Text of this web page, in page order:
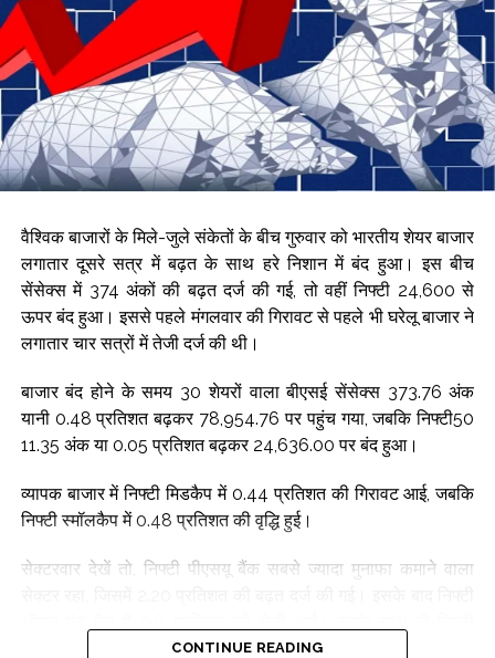
वैश्विक बाजारों के मिले-जुले संकेतों के बीच गुरुवार को भारतीय शेयर बाजार
लगातार दूसरे सत्र में बढ़त के साथ हरे निशान में बंद हुआ। इस बीच
सेंसेक्स में 374 अंकों की बढ़त दर्ज की गई, तो वहीं निफ्टी 24,600 से
ऊपर बंद हुआ। इससे पहले मंगलवार की गिरावट से पहले भी घरेलू बाजार ने
लगातार चार सत्रों में तेजी दर्ज की थी।
बाजार बंद होने के समय 30 शेयरों वाला बीएसई सेंसेक्स 373.76 अंक
यानी 0.48 प्रतिशत बढ़कर 78,954.76 पर पहुंच गया, जबकि निफ्टी50
11.35 अंक या 0.05 प्रतिशत बढ़कर 24,636.00 पर बंद हुआ।
व्यापक बाजार में निफ्टी मिडकैप में 0.44 प्रतिशत की गिरावट आई, जबकि
निफ्टी स्मॉलकैप में 0.48 प्रतिशत की वृद्धि हुई।
सेक्टरवार देखें तो, निफ्टी पीएसयू बैंक सबसे ज्यादा मुनाफा कमाने वाला
कंज्यूमर ड्यूरेबल्स और फाइनेंशियल सर्विसेज में 0.17 प्रतिशत की बढ़त
CONTINUE READING